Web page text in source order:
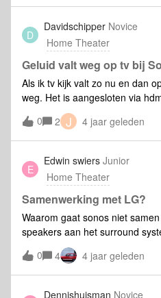
voor deze issue, zeg maar
beam ?
D
Davidschipper Novice
Home Theater
Geluid valt weg op tv bij
Als ik tv kijk valt zo nu en dan
weg. Het is aangesloten via
geleden zonder problemen
soms 3 seconden en soms een
over de speakers. Diagnose
0 2 J 4 jaar geleden
E
Edwin swiers Junior
Home Theater
Samenwerking met LG?
Waarom gaat sonos niet
speakers aan het surround
de speakers in een TV maken
word want ik krijg niet het idee
systeem gaan upgrade mvg
0 4 4 jaar geleden
Dennishuisman Novice